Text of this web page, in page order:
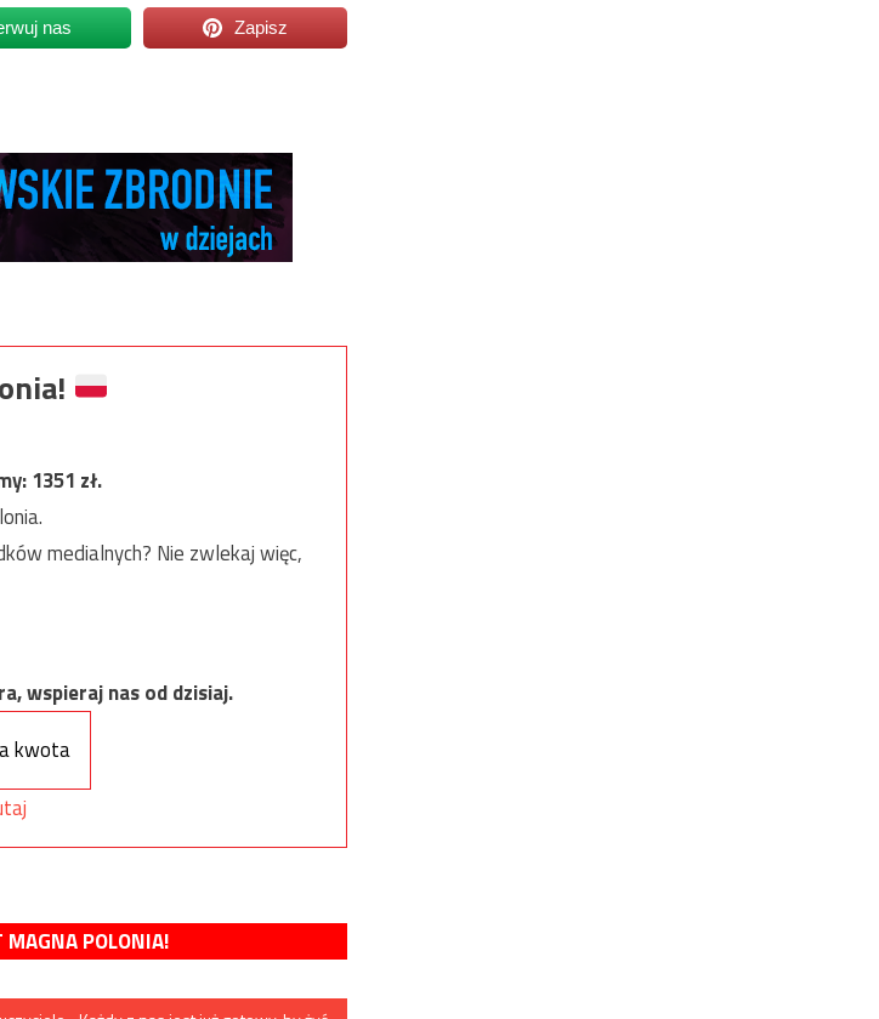
nas Zapisz
1351 zł.
medialnych? Nie zwlekaj więc,
wspieraj nas od dzisiaj.
kwota
MAGNA POLONIA!